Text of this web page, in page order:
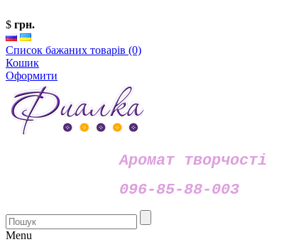
$ грн.
Список бажаних товарів (0)
Кошик
Оформити
Аромат творчості
096-85-88-003
Menu